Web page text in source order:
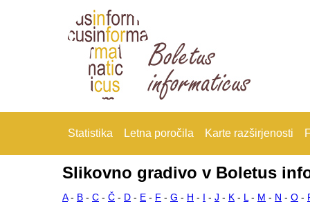
Statistika Letna poročila Karte razširjenosti
Slikovno gradivo v Boletus
A- B - C - Č - D - E - F - G - H - I - J - K - L - M - N - O -